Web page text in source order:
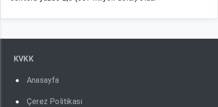
KVKK
Anasayfa
Çerez Politikası